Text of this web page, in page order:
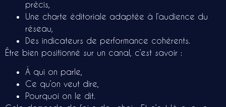
précis,
Une charte éditoriale adaptée à l’audience du
réseau,
Des indicateurs de performance cohérents.
Être bien positionné sur un canal, c’est savoir :
À qui on parle,
Ce qu’on veut dire,
Pourquoi on le dit.